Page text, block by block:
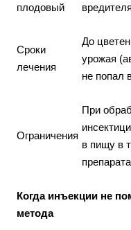
плодовый
Сроки
лечения
До
урожая
не попал
Ограничения
При
в пищу в
Когда инъекции не
метода